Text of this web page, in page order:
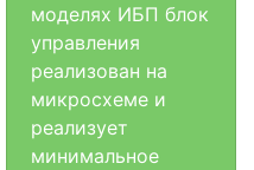
моделях ИБП блок
управления
реализован на
микросхеме и
реализует
минимальное